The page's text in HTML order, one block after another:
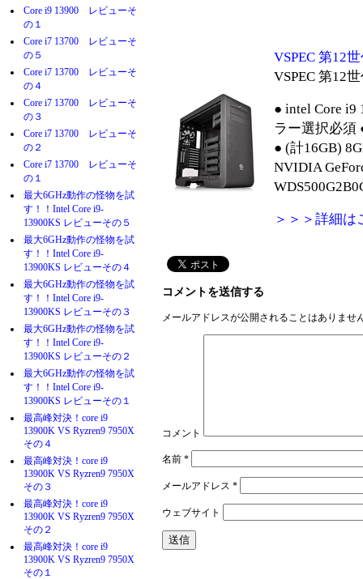
Core i9 13900 レビューそ
の１
Core i7 13700 レビューそ
の５
Core i7 13700 レビューそ
の４
Core i7 13700 レビューそ
の３
Core i7 13700 レビューそ
の２
Core i7 13700 レビューそ
の１
最大6GHz動作の怪物を試
す！！Intel Core i9-
13900KS レビューその５
最大6GHz動作の怪物を試
す！！Intel Core i9-
13900KS レビューその４
最大6GHz動作の怪物を試
す！！Intel Core i9-
13900KS レビューその３
最大6GHz動作の怪物を試
す！！Intel Core i9-
13900KS レビューその２
最大6GHz動作の怪物を試
す！！Intel Core i9-
13900KS レビューその１
最高峰対決！core i9
13900K VS Ryzren9 7950X
その４
最高峰対決！core i9
13900K VS Ryzren9 7950X
その３
最高峰対決！core i9
13900K VS Ryzren9 7950X
その２
最高峰対決！core i9
13900K VS Ryzren9 7950X
その１
VSPEC 第12
VSPEC 第12
● intel Core i9
ラー選択必須
● (計16GB)
NVIDIA
＞＞＞詳細は
コメントを送信する
メールアドレスが公開されることはありませ
コメント
名前 *
メールアドレス *
ウェブサイト